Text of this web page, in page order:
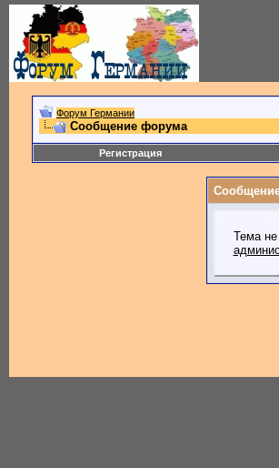
Форум Германии
Сообщение форума
Регистрация
Тема